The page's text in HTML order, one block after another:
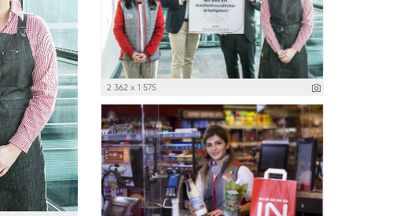
2 362 x 1 575